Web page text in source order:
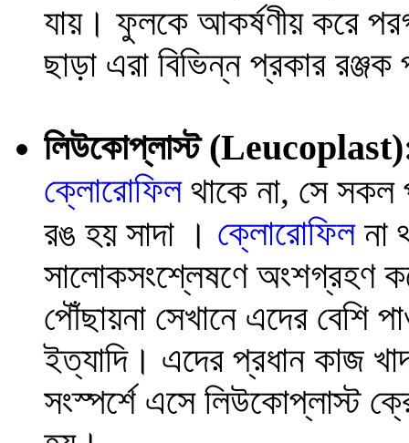
যায়। ফুলকে আকর্ষণীয় করে
ছাড়া এরা বিভিন্ন প্রকার
লিউকোপ্লাস্ট
ক্লোরোফিলথাকে না, সে সকল
রঙ হয় সাদা । ক্লোরোফিলনা
সালোকসংশ্লেষণে অংশগ্রহণ
পৌঁছায়না সেখানে এদের
ইত্যাদি। এদের প্রধান কাজ
সংস্পর্শে এসে লিউকোপ্লাস্ট